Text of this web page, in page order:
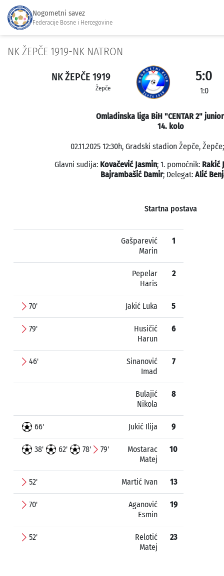
Nogometni savez
Federacije Bosne i Hercegovine
NK ŽEPČE 1919-NK NATRON
NK ŽEPČE 1919
Žepče
5:0
1:0
Omladinska liga BiH "CENTAR 2"
14. kolo
02.11.2025 12:30h, Gradski stadion Žepče,
Glavni sudija: Kovačević Jasmin; 1. pomoćnik: Rakić
Bajrambašić Damir; Delegat: Alić
Startna postava
Gašparević
Marin
1
Pepelar
Haris
2
70' Jakić Luka 5
79'
Husičić
Harun
6
46'
Sinanović
Imad
7
Bulajić
Nikola
8
66' Jukić Ilija 9
38' 62' 78' 79'
Mostarac
Matej
10
52' Martić Ivan 13
70'
Aganović
Esmin
19
52'
Relotić
Matej
23